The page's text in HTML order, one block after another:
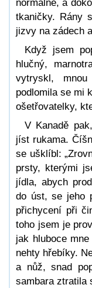
normálně, a
tkaničky. Rány
jizvy na zádech
Když jsem
hlučný,
vytryskl,
podlomila se mi
ošetřovatelky,
V Kanadě
jíst rukama.
se ušklíbl:
prsty, kterými
jídla, abych
do úst, se jeho
přichycení při
toho jsem je
jak hluboce
nehty hřebíky.
a nůž, snad
sambara ztratila